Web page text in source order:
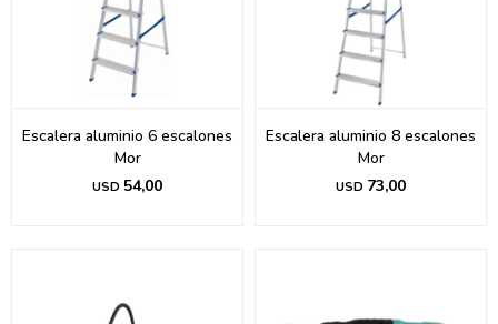
Escalera aluminio 6 escalones
Mor
USD 54,00
Escalera aluminio 8 escalones
Mor
USD 73,00